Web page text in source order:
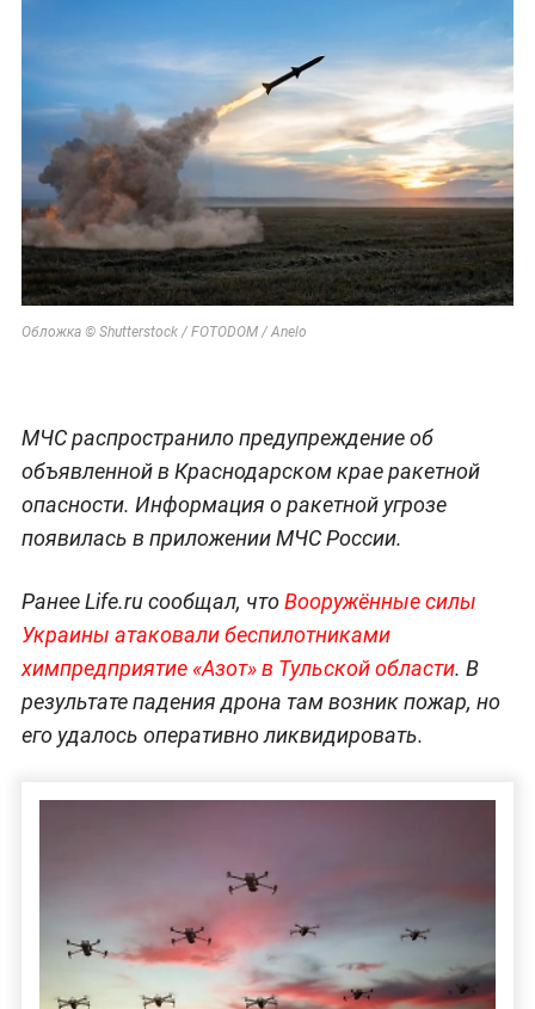
Обложка © Shutterstock / FOTODOM / Anelo
МЧС распространило предупреждение об
объявленной в Краснодарском крае ракетной
опасности. Информация о ракетной угрозе
появилась в приложении МЧС России.
Ранее Life.ru сообщал, чтоВооружённые силы
Украины атаковали беспилотниками
химпредприятие «Азот» в Тульской области. В
результате падения дрона там возник пожар, но
его удалось оперативно ликвидировать.